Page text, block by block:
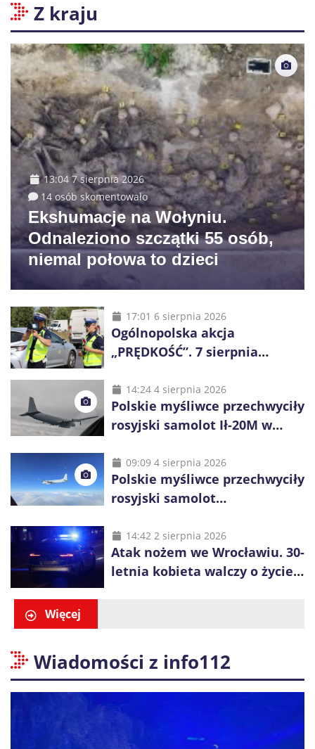
Z kraju
13:04 7 sierpnia 2026
14 osób skomentowało
Ekshumacje na Wołyniu.
Odnaleziono szczątki 55 osób,
niemal połowa to dzieci
17:01 6 sierpnia 2026
Ogólnopolska akcja
„PRĘDKOŚĆ”. 7 sierpnia
14:24 4 sierpnia 2026
Polskie myśliwce przechwyciły
rosyjski samolot Ił-20M w
09:09 4 sierpnia 2026
Polskie myśliwce przechwyciły
rosyjski samolot
14:42 2 sierpnia 2026
Atak nożem we Wrocławiu. 30-
letnia kobieta walczy o życie,
Więcej
Wiadomości z info112